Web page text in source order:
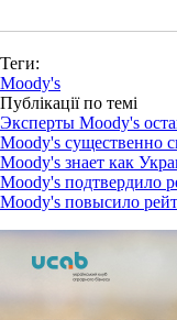
Теги:
Moody's
Публікації по темі
Эксперты Moody's
Moody's существенно
Moody's знает как
Moody's подтвердило
Moody's повысило